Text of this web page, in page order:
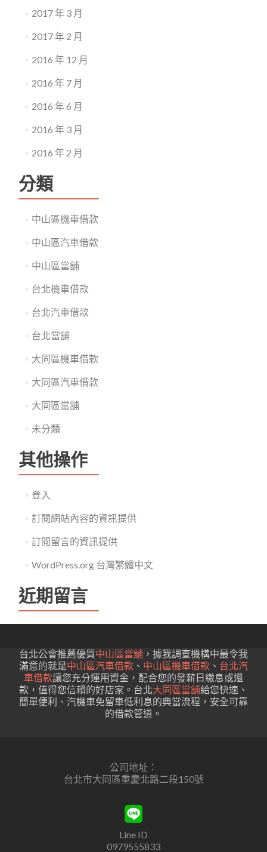
2017 年 3 月
2017 年 2 月
2016 年 12 月
2016 年 7 月
2016 年 6 月
2016 年 3 月
2016 年 2 月
分類
中山區機車借款
中山區汽車借款
中山區當舖
台北機車借款
台北汽車借款
台北當舖
大同區機車借款
大同區汽車借款
大同區當舖
未分類
其他操作
登入
訂閱網站內容的資訊提供
訂閱留言的資訊提供
WordPress.org 台灣繁體中文
近期留言
台北公會推薦優質中山區當舖 ，據我調查機構中最令我
滿意的就是中山區汽車借款 、 中山區機車借款 、 台北汽
車借款讓您充分運用資金，配合您的發薪日繳息或還
款，值得您信賴的好店家。台北大同區當舖給您快速、
簡單便利、汽機車免留車低利息的典當流程，安全可靠
的借款管道。
公司地址：
台北市大同區重慶北路二段150號
Line ID
0979555833